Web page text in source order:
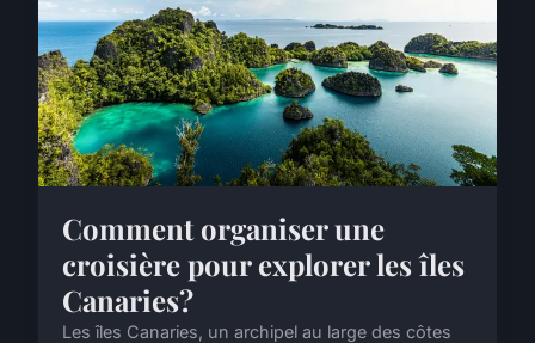
Comment organiser une
croisière pour explorer les îles
Canaries?
Les îles Canaries, un archipel au large des côtes